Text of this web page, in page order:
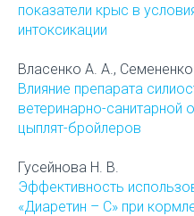
показатели крыс в
интоксикации
Власенко А. А.,
Влияние препарата
ветеринарно-санитарной
цыплят-бройлеров
Гусейнова Н. В.
Эффективность
«Диаретин – С» при